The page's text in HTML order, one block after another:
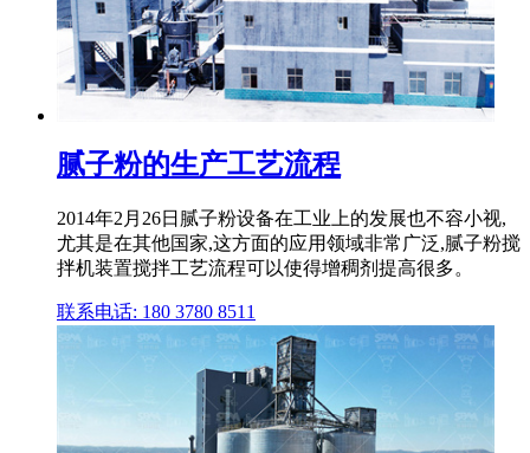
腻子粉的生产工艺流程
2014年2月26日腻子粉设备在工业上的发展也不容小视,
尤其是在其他国家,这方面的应用领域非常广泛,腻子粉搅
拌机装置搅拌工艺流程可以使得增稠剂提高很多。
联系电话: 180 3780 8511